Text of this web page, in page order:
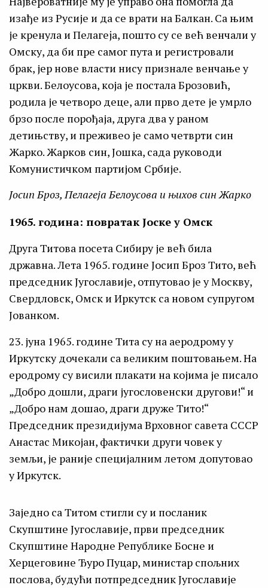
изађе из Русије и да се врати на Балкан. Са њим
је кренула и Пелагеja, пошто су се већ венчали у
Омску, да би пре самог пута и регистровали
брак, јер нове власти нису признале венчање у
цркви. Белоусова, која је постала Брозовић,
родила је четворо деце, али прво дете је умрло
брзо после порођаја, друга два у раном
детињству, и преживео је само четврти син
Жарко. Жарков син, Јошка, сада руководи
Комунистичком партијом Србије.
Јосип Броз, Пелагеja Белоусова и њихов син Жарко
1965. година: повратак Јоске у Омск
Друга Титова посета Сибиру је већ била
државна. Лета 1965. године Јосип Броз Тито, већ
председник Југославије, отпутовао је у Москву,
Свердловск, Омск и Иркутск са новом супругом
Јованком.
23. јуна 1965. године Тита су на аеродрому у
Иркутску дочекали са великим поштовањем. На
еродрому су висили плакати на којима је писало
„Добро дошли, драги југословенски другови!“ и
„Добро нам дошао, драги друже Тито!“
Председник президијума Врховног савета СССР
Анастас Микојан, фактички други човек у
земљи, је раније специјалним летом допутовао
у Иркутск.
Заједно са Титом стигли су и посланик
Скупштине Југославије, први председник
Скупштине Народне Републике Босне и
Херцеговине Ђуро Пуцар, министар спољних
послова, будући потпредседник Југославије